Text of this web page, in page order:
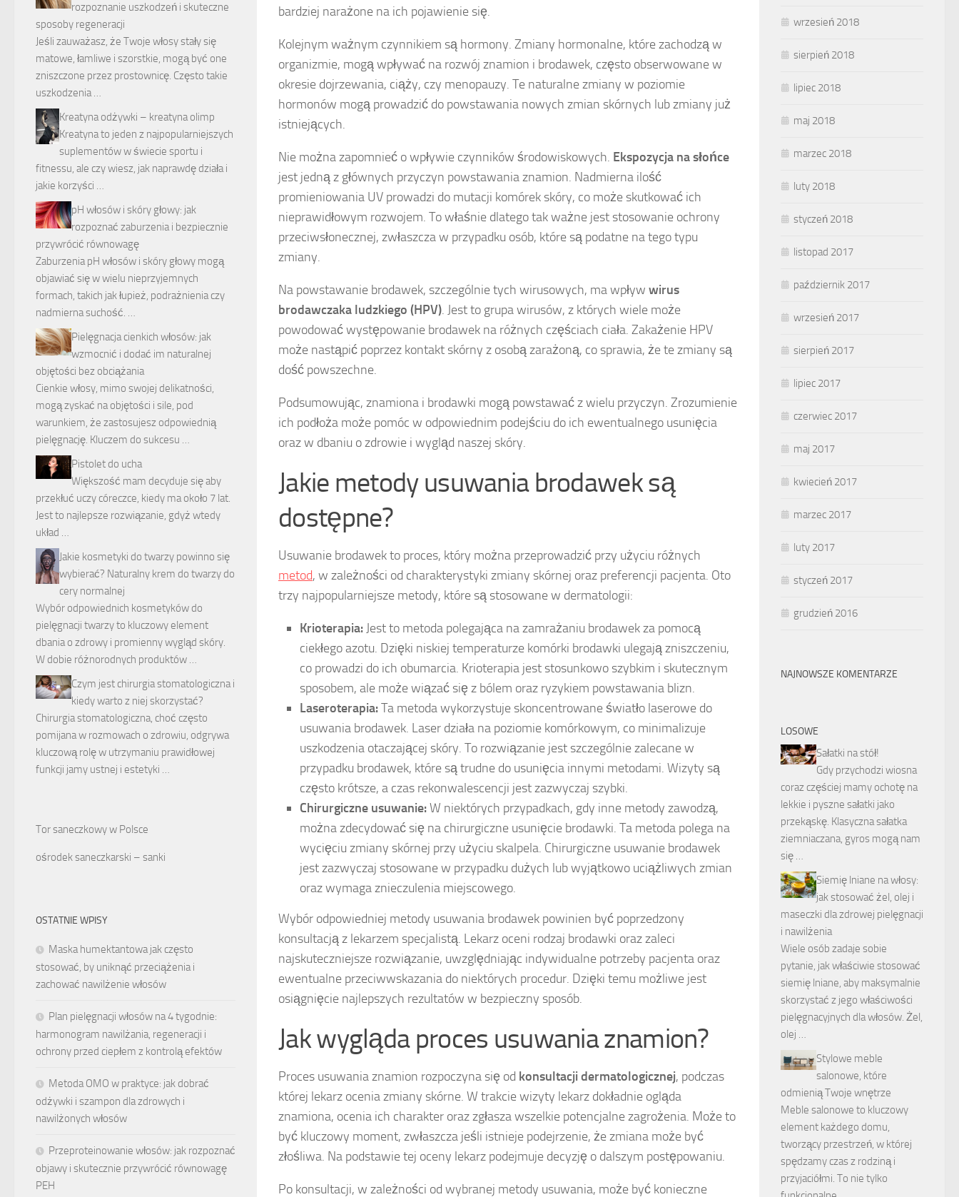
bardziej narażone na ich pojawienie się.
Kolejnym ważnym czynnikiem są hormony. Zmiany hormonalne, które zachodzą w
organizmie, mogą wpływać na rozwój znamion i brodawek, często obserwowane w
okresie dojrzewania, ciąży, czy menopauzy. Te naturalne zmiany w poziomie
hormonów mogą prowadzić do powstawania nowych zmian skórnych lub zmiany już
istniejących.
Nie można zapomnieć o wpływie czynników środowiskowych. Ekspozycja na słońce
jest jedną z głównych przyczyn powstawania znamion. Nadmierna ilość
promieniowania UV prowadzi do mutacji komórek skóry, co może skutkować ich
nieprawidłowym rozwojem. To właśnie dlatego tak ważne jest stosowanie ochrony
przeciwsłonecznej, zwłaszcza w przypadku osób, które są podatne na tego typu
zmiany.
Na powstawanie brodawek, szczególnie tych wirusowych, ma wpływ wirus
brodawczaka ludzkiego (HPV). Jest to grupa wirusów, z których wiele może
powodować występowanie brodawek na różnych częściach ciała. Zakażenie HPV
może nastąpić poprzez kontakt skórny z osobą zarażoną, co sprawia, że te zmiany są
dość powszechne.
Podsumowując, znamiona i brodawki mogą powstawać z wielu przyczyn. Zrozumienie
ich podłoża może pomóc w odpowiednim podejściu do ich ewentualnego usunięcia
oraz w dbaniu o zdrowie i wygląd naszej skóry.
Jakie metody usuwania brodawek są
dostępne?
Usuwanie brodawek to proces, który można przeprowadzić przy użyciu różnych
metod, w zależności od charakterystyki zmiany skórnej oraz preferencji pacjenta. Oto
trzy najpopularniejsze metody, które są stosowane w dermatologii:
Krioterapia: Jest to metoda polegająca na zamrażaniu brodawek za pomocą
ciekłego azotu. Dzięki niskiej temperaturze komórki brodawki ulegają zniszczeniu,
co prowadzi do ich obumarcia. Krioterapia jest stosunkowo szybkim i skutecznym
sposobem, ale może wiązać się z bólem oraz ryzykiem powstawania blizn.
Laseroterapia:Ta metoda wykorzystuje skoncentrowane światło laserowe do
usuwania brodawek. Laser działa na poziomie komórkowym, co minimalizuje
uszkodzenia otaczającej skóry. To rozwiązanie jest szczególnie zalecane w
przypadku brodawek, które są trudne do usunięcia innymi metodami. Wizyty są
często krótsze, a czas rekonwalescencji jest zazwyczaj szybki.
Chirurgiczne usuwanie:W niektórych przypadkach, gdy inne metody zawodzą,
można zdecydować się na chirurgiczne usunięcie brodawki. Ta metoda polega na
wycięciu zmiany skórnej przy użyciu skalpela. Chirurgiczne usuwanie brodawek
jest zazwyczaj stosowane w przypadku dużych lub wyjątkowo uciążliwych zmian
oraz wymaga znieczulenia miejscowego.
Wybór odpowiedniej metody usuwania brodawek powinien być poprzedzony
konsultacją z lekarzem specjalistą. Lekarz oceni rodzaj brodawki oraz zaleci
najskuteczniejsze rozwiązanie, uwzględniając indywidualne potrzeby pacjenta oraz
ewentualne przeciwwskazania do niektórych procedur. Dzięki temu możliwe jest
osiągnięcie najlepszych rezultatów w bezpieczny sposób.
Jak wygląda proces usuwania znamion?
Proces usuwania znamion rozpoczyna się od konsultacji dermatologicznej, podczas
której lekarz ocenia zmiany skórne. W trakcie wizyty lekarz dokładnie ogląda
znamiona, ocenia ich charakter oraz zgłasza wszelkie potencjalne zagrożenia. Może to
być kluczowy moment, zwłaszcza jeśli istnieje podejrzenie, że zmiana może być
złośliwa. Na podstawie tej oceny lekarz podejmuje decyzję o dalszym postępowaniu.
Po konsultacji, w zależności od wybranej metody usuwania, może być konieczne
rozpoznanie uszkodzeń i skuteczne
sposoby regeneracji
Jeśli zauważasz, że Twoje włosy stały się
matowe, łamliwe i szorstkie, mogą być one
zniszczone przez prostownicę. Często takie
uszkodzenia …
Kreatyna odżywki – kreatyna olimp
Kreatyna to jeden z najpopularniejszych
suplementów w świecie sportu i
fitnessu, ale czy wiesz, jak naprawdę działa i
jakie korzyści …
pH włosów i skóry głowy: jak
rozpoznać zaburzenia i bezpiecznie
przywrócić równowagę
Zaburzenia pH włosów i skóry głowy mogą
objawiać się w wielu nieprzyjemnych
formach, takich jak łupież, podrażnienia czy
nadmierna suchość. …
Pielęgnacja cienkich włosów: jak
wzmocnić i dodać im naturalnej
objętości bez obciążania
Cienkie włosy, mimo swojej delikatności,
mogą zyskać na objętości i sile, pod
warunkiem, że zastosujesz odpowiednią
pielęgnację. Kluczem do sukcesu …
Pistolet do ucha
Większość mam decyduje się aby
przekłuć uczy córeczce, kiedy ma około 7 lat.
Jest to najlepsze rozwiązanie, gdyż wtedy
układ …
Jakie kosmetyki do twarzy powinno się
wybierać? Naturalny krem do twarzy do
cery normalnej
Wybór odpowiednich kosmetyków do
pielęgnacji twarzy to kluczowy element
dbania o zdrowy i promienny wygląd skóry.
W dobie różnorodnych produktów …
Czym jest chirurgia stomatologiczna i
kiedy warto z niej skorzystać?
Chirurgia stomatologiczna, choć często
pomijana w rozmowach o zdrowiu, odgrywa
kluczową rolę w utrzymaniu prawidłowej
funkcji jamy ustnej i estetyki …
Tor saneczkowy w Polsce
ośrodek saneczkarski – sanki
OSTATNIE WPISY
Maska humektantowa jak często
stosować, by uniknąć przeciążenia i
zachować nawilżenie włosów
Plan pielęgnacji włosów na 4 tygodnie:
harmonogram nawilżania, regeneracji i
ochrony przed ciepłem z kontrolą efektów
Metoda OMO w praktyce: jak dobrać
odżywki i szampon dla zdrowych i
nawilżonych włosów
Przeproteinowanie włosów: jak rozpoznać
objawy i skutecznie przywrócić równowagę
PEH
wrzesień 2018
sierpień 2018
lipiec 2018
maj 2018
marzec 2018
luty 2018
styczeń 2018
listopad 2017
październik 2017
wrzesień 2017
sierpień 2017
lipiec 2017
czerwiec 2017
maj 2017
kwiecień 2017
marzec 2017
luty 2017
styczeń 2017
grudzień 2016
NAJNOWSZE KOMENTARZE
LOSOWE
Sałatki na stół!
Gdy przychodzi wiosna
coraz częściej mamy ochotę na
lekkie i pyszne sałatki jako
przekąskę. Klasyczna sałatka
ziemniaczana, gyros mogą nam
się …
Siemię lniane na włosy:
jak stosować żel, olej i
maseczki dla zdrowej pielęgnacji
i nawilżenia
Wiele osób zadaje sobie
pytanie, jak właściwie stosować
siemię lniane, aby maksymalnie
skorzystać z jego właściwości
pielęgnacyjnych dla włosów. Żel,
olej …
Stylowe meble
salonowe, które
odmienią Twoje wnętrze
Meble salonowe to kluczowy
element każdego domu,
tworzący przestrzeń, w której
spędzamy czas z rodziną i
przyjaciółmi. To nie tylko